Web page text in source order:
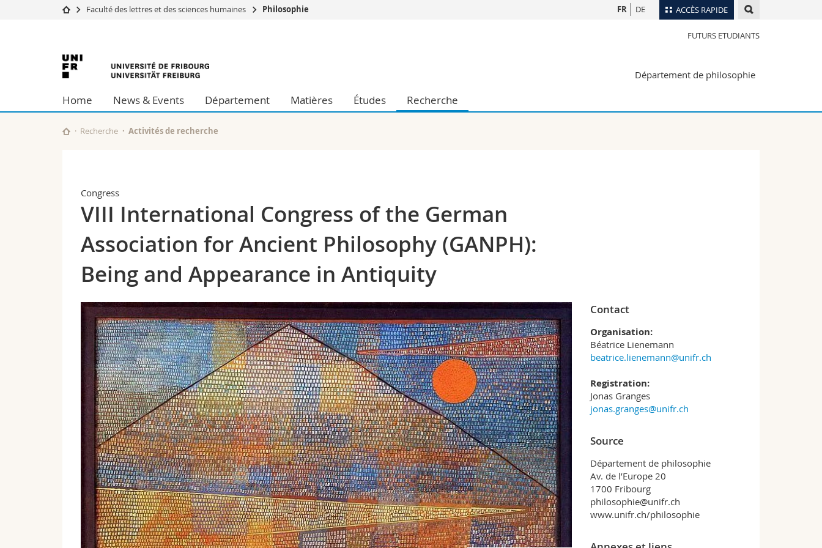
ACCÈS RAPIDE
Etudes
Campus
Université
Formation continue
Lettres et sciences humaines
Sciences de l'éducation et de la formation
Collaborateurs
Bibliothèques
Programme des cours
FR DE
Faculté des lettres et des sciences humaines Philosophie
FUTURS ETUDIANTS
Université
de
Fribourg
Département de philosophie
Home News & Events Département Matières Études Recherche
Recherche Activités de recherche
Congress
VIII International Congress of the German
Association for Ancient Philosophy (GANPH):
Being and Appearance in Antiquity
Contact
Organisation:
Béatrice Lienemann
beatrice.lienemann@unifr.ch
Registration:
Jonas Granges
jonas.granges@unifr.ch
Source
Département de philosophie
Av. de l’Europe 20
1700 Fribourg
philosophie@unifr.ch
www.unifr.ch/philosophie